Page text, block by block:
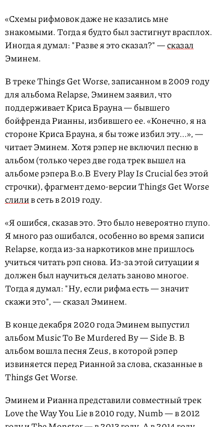
«Схемы рифмовок даже не казались мне
знакомыми. Тогда я будто был застигнут врасплох.
Иногда я думал: "Разве я это сказал?" —сказал
Эминем.
В треке Things Get Worse, записанном в 2009 году
для альбома Relapse, Эминем заявил, что
поддерживает Криса Брауна — бывшего
бойфренда Рианны, избившего ее. «Конечно, я на
стороне Криса Брауна, я бы тоже избил эту...», —
читает Эминем. Хотя рэпер не включил песню в
альбом (только через две года трек вышел на
альбоме рэпера B.o.B Every Play Is Crucial без этой
строчки), фрагмент демо-версии Things Get Worse
слилив сеть в 2019 году.
«Я ошибся, сказав это. Это было невероятно глупо.
Я много раз ошибался, особенно во время записи
Relapse, когда из-за наркотиков мне пришлось
учиться читать рэп снова. Из-за этой ситуации я
должен был научиться делать заново многое.
Тогда я думал: "Ну, если рифма есть — значит
скажи это", — сказал Эминем.
В конце декабря 2020 года Эминем выпустил
альбом Music To Be Murdered By — Side B. В
альбом вошла песня Zeus, в которой рэпер
извиняется перед Рианной за слова, сказанные в
Things Get Worse.
Эминем и Рианна представили совместный трек
Love the Way You Lie в 2010 году, Numb — в 2012